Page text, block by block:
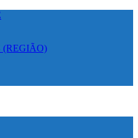
(REGIÃO)